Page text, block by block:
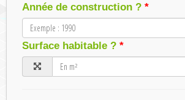
Année de construction ?
Surface habitable ?